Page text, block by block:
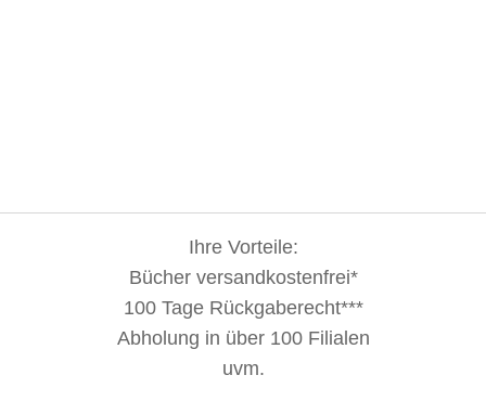
Ihre Vorteile:
Bücher versandkostenfrei*
100 Tage Rückgaberecht***
Abholung in über 100 Filialen
uvm.